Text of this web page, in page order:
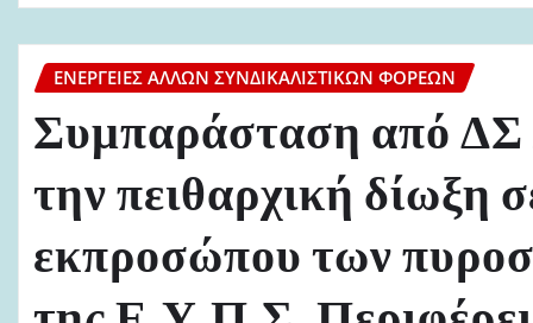
ΕΝΈΡΓΕΙΕΣ ΆΛΛΩΝ ΣΥΝΔΙΚΑΛΙΣΤΙΚΏΝ ΦΟΡΈΩΝ
Συμπαράσταση από ΔΣ
την πειθαρχική δίωξη
εκπροσώπου των